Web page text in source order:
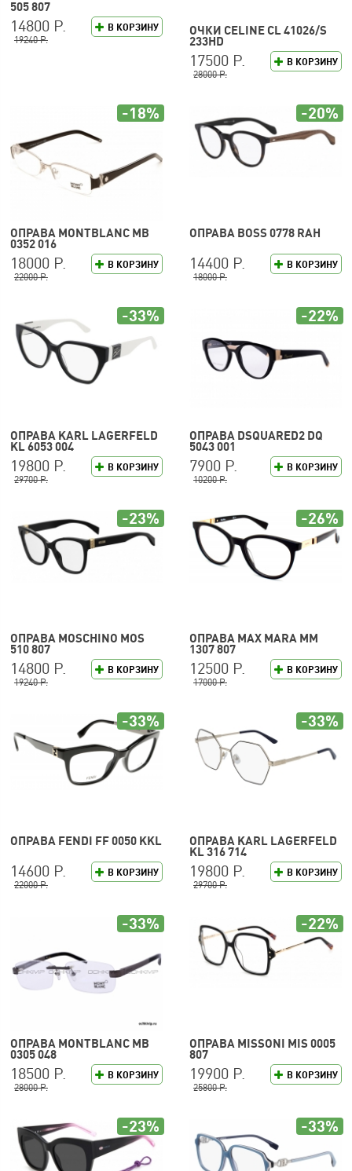
505 807
В КОРЗИНУ
14800 Р.
19240 Р.
ОЧКИ CELINE CL 41026/S
233HD
В КОРЗИНУ
17500 Р.
28000 Р.
ОПРАВА MONTBLANC MB
0352 016
В КОРЗИНУ
18000 Р.
22000 Р.
-18%
ОПРАВА BOSS 0778 RAH
В КОРЗИНУ
14400 Р.
18000 Р.
-20%
ОПРАВА KARL LAGERFELD
KL 6053 004
В КОРЗИНУ
19800 Р.
29700 Р.
-33%
ОПРАВА DSQUARED2 DQ
5043 001
В КОРЗИНУ
7900 Р.
10200 Р.
-22%
ОПРАВА MOSCHINO MOS
510 807
В КОРЗИНУ
14800 Р.
19240 Р.
-23%
ОПРАВА MAX MARA MM
1307 807
В КОРЗИНУ
12500 Р.
17000 Р.
-26%
ОПРАВА FENDI FF 0050 KKL
В КОРЗИНУ
14600 Р.
22000 Р.
-33%
ОПРАВА KARL LAGERFELD
KL 316 714
В КОРЗИНУ
19800 Р.
29700 Р.
-33%
ОПРАВА MONTBLANC MB
0305 048
В КОРЗИНУ
18500 Р.
28000 Р.
-33%
ОПРАВА MISSONI MIS 0005
807
В КОРЗИНУ
19900 Р.
25800 Р.
-22%
-23% -33%